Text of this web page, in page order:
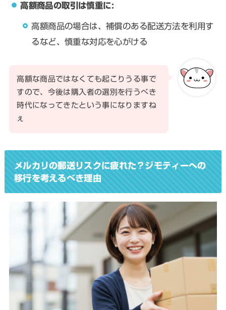
高額商品の取引は慎重に:
高額商品の場合は、補償のある配送方法を利用す
るなど、慎重な対応を心がける
高額な商品ではなくても起こりうる事で
すので、今後は購入者の選別を行うべき
時代になってきたという事になりますね
ぇ
メルカリの郵送リスクに疲れた？ジモティーへの
移行を考えるべき理由